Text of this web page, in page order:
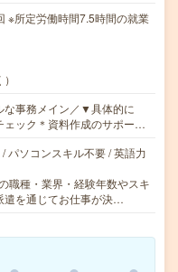
※所定労働時間7.5時間の就業
事務メイン／▼具体的に
ック＊資料作成のサポー…
パソコンスキル不要 / 英語力
職種・業界・経験年数やスキ
遣を通じてお仕事が決…